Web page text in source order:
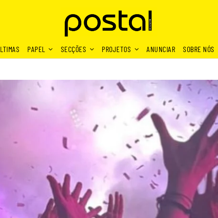
PAPEL SECÇÕES PROJETOS ANUNCIAR SOBRE NÓS